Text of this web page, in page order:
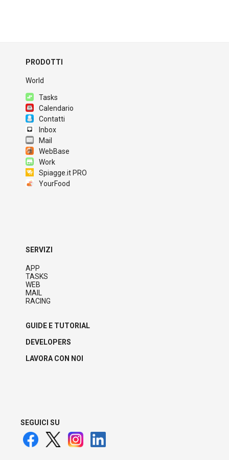
PRODOTTI
World
Tasks
Calendario
Contatti
Inbox
Mail
WebBase
Work
Spiagge.it PRO
YourFood
SERVIZI
APP
TASKS
WEB
MAIL
RACING
GUIDE E TUTORIAL
DEVELOPERS
LAVORA CON NOI
SEGUICI SU